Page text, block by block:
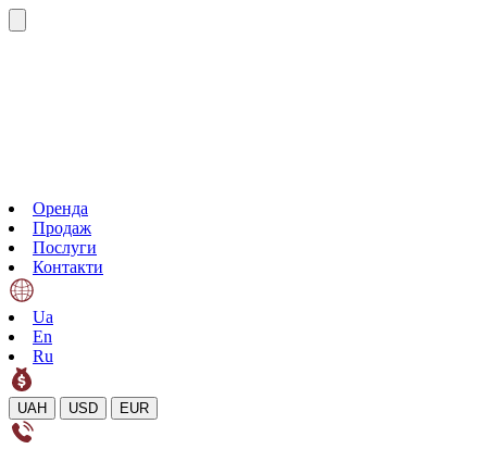
Оренда
Продаж
Послуги
Контакти
Ua
En
Ru
UAH USD EUR